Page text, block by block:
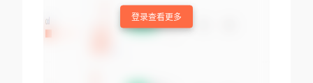
登录查看更多